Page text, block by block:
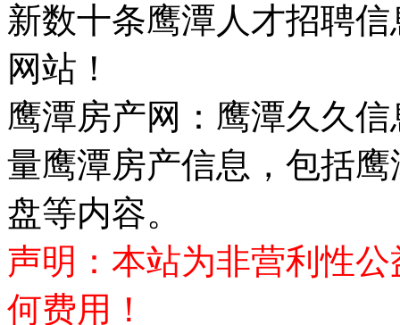
新数十条鹰潭人才招聘
网站！
鹰潭房产网：鹰潭久久
量鹰潭房产信息，包括
盘等内容。
声明：本站为非营利性
何费用！